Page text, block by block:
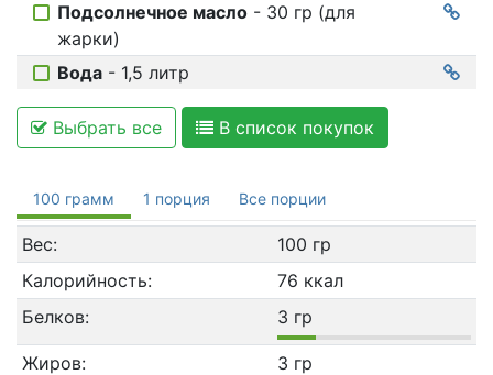
Подсолнечное масло - 30 гр (для
жарки)
Вода - 1,5 литр
Выбрать все В список покупок
100 грамм 1 порция Все порции
Вес:
100 гр
Калорийность:
76 ккал
Белков:
3 гр
Жиров: 3 гр